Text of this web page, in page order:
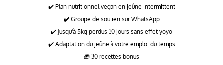
✔️ Plan nutritionnel vegan en jeûne intermittent
✔️ Groupe de soutien sur WhatsApp
✔️ Jusqu'à 5kg perdus 30 jours sans effet yoyo
✔️ Adaptation du jeûne à votre emploi du temps
🎁 30 recettes bonus